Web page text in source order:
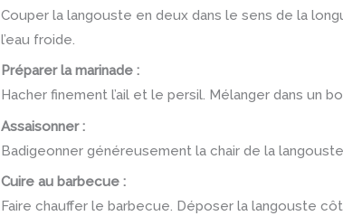
Couper la langouste en deux dans le sens de la
l’eau froide.
Préparer la marinade :
Hacher finement l’ail et le persil. Mélanger dans un
Assaisonner :
Badigeonner généreusement la chair de la
Cuire au barbecue :
Faire chauffer le barbecue. Déposer la langouste